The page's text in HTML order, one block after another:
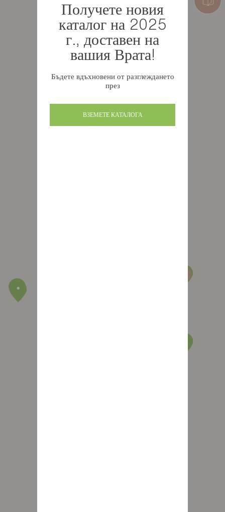
Получете новия
каталог на 2025
г., доставен на
вашия Врата!
Бъдете вдъхновени от разглеждането
през
ВЗЕМЕТЕ КАТАЛОГА